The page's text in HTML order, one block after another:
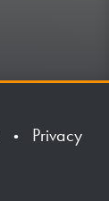
• Privacy